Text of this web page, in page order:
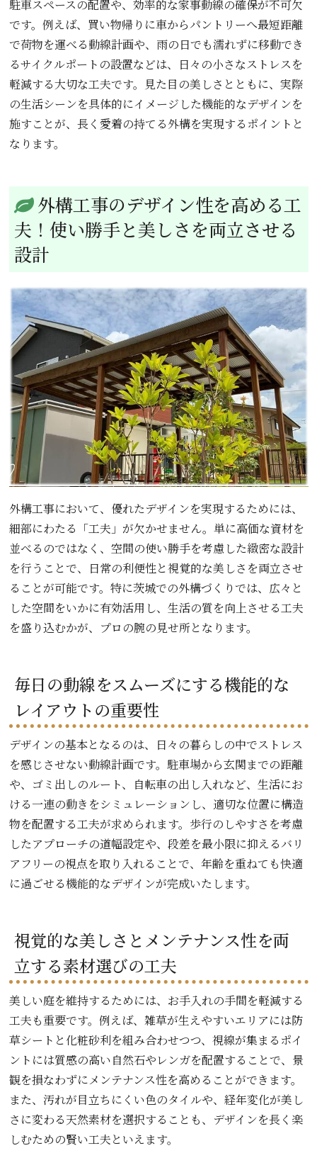
駐車スペースの配置や、効率的な家事動線の確保が不可欠
です。例えば、買い物帰りに車からパントリーへ最短距離
で荷物を運べる動線計画や、雨の日でも濡れずに移動でき
るサイクルポートの設置などは、日々の小さなストレスを
軽減する大切な工夫です。見た目の美しさとともに、実際
の生活シーンを具体的にイメージした機能的なデザインを
施すことが、長く愛着の持てる外構を実現するポイントと
なります。
外構工事のデザイン性を高める工
夫！使い勝手と美しさを両立させる
設計
外構工事において、優れたデザインを実現するためには、
細部にわたる「工夫」が欠かせません。単に高価な資材を
並べるのではなく、空間の使い勝手を考慮した緻密な設計
を行うことで、日常の利便性と視覚的な美しさを両立させ
ることが可能です。特に茨城での外構づくりでは、広々と
した空間をいかに有効活用し、生活の質を向上させる工夫
を盛り込むかが、プロの腕の見せ所となります。
毎日の動線をスムーズにする機能的な
レイアウトの重要性
デザインの基本となるのは、日々の暮らしの中でストレス
を感じさせない動線計画です。駐車場から玄関までの距離
や、ゴミ出しのルート、自転車の出し入れなど、生活にお
ける一連の動きをシミュレーションし、適切な位置に構造
物を配置する工夫が求められます。歩行のしやすさを考慮
したアプローチの道幅設定や、段差を最小限に抑えるバリ
アフリーの視点を取り入れることで、年齢を重ねても快適
に過ごせる機能的なデザインが完成いたします。
視覚的な美しさとメンテナンス性を両
立する素材選びの工夫
美しい庭を維持するためには、お手入れの手間を軽減する
工夫も重要です。例えば、雑草が生えやすいエリアには防
草シートと化粧砂利を組み合わせつつ、視線が集まるポイ
ントには質感の高い自然石やレンガを配置することで、景
観を損なわずにメンテナンス性を高めることができます。
また、汚れが目立ちにくい色のタイルや、経年変化が美し
さに変わる天然素材を選択することも、デザインを長く楽
しむための賢い工夫といえます。